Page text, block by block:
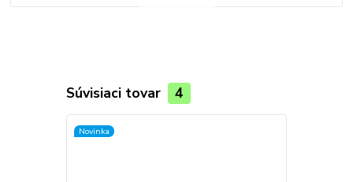
Súvisiaci tovar 4
Novinka